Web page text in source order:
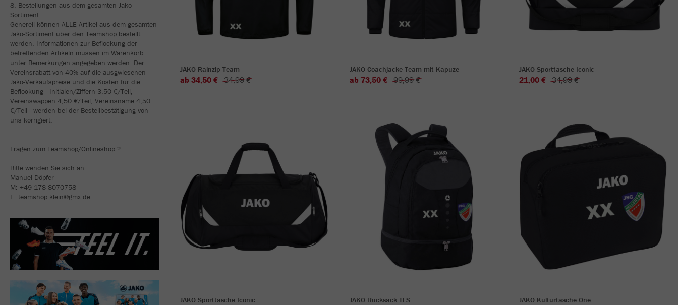
8. Bestellungen aus dem gesamten Jako-
Sortiment
Generell können ALLE Artikel aus dem gesamten
Jako-Sortiment über den Teamshop bestellt
werden. Informationen zur Beflockung der
betreffenden Artikeln müssen im Warenkorb
unter Bemerkungen angegeben werden. Der
Vereinsrabatt von 40% auf die ausgwiesenen
Jako-Verkaufspreise und die Kosten für die
Beflockung - Initialen/Ziffern 3,50 €/Teil,
Vereinswappen 4,50 €/Teil, Vereinsname 4,50
€/Teil - werden bei der Bestellbestätigung von
uns korrigiert.
Fragen zum Teamshop/Onlineshop ?
Bitte wenden Sie sich an:
Manuel Döpfer
M: +49 178 8070758
E: teamshop.klein@gmx.de
JAKO Rainzip Team
ab 34,50 € 34,99 €
JAKO Coachjacke Team mit Kapuze
ab 73,50 € 99,99 €
JAKO Sporttasche Iconic
21,00 € 34,99 €
JAKO Sporttasche Iconic JAKO Rucksack TLS JAKO Kulturtasche One